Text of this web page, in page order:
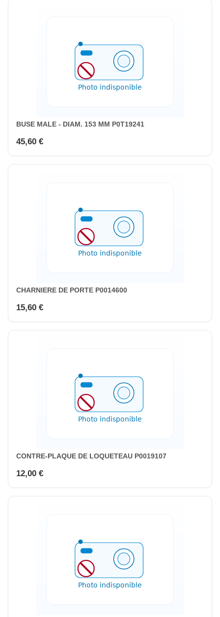
BUSE MALE - DIAM. 153 MM P0T19241
45,60 €
CHARNIERE DE PORTE P0014600
15,60 €
CONTRE-PLAQUE DE LOQUETEAU P0019107
12,00 €